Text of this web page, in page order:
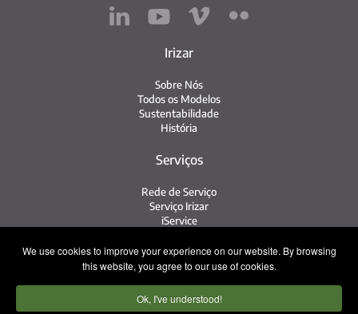
We use cookies to improve your experience on our website. By browsing
this website, you agree to our use of cookies.
Ok, I've understood!
Irizar
Sobre Nós
Todos os Modelos
Sustentabilidade
História
Serviços
Rede de Serviço
Serviço Irizar
iService
Contato
Imprensa